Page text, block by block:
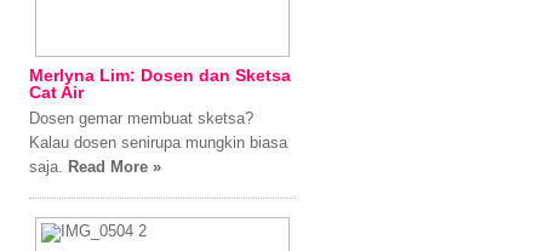
Merlyna Lim: Dosen dan Sketsa
Cat Air
Dosen gemar membuat sketsa?
Kalau dosen senirupa mungkin biasa
saja. Read More »